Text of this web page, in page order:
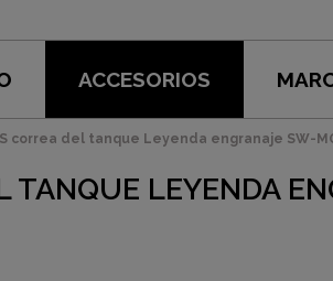
ACCESORIOS
correa del tanque Leyenda engranaje SW-
TANQUE LEYENDA